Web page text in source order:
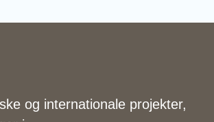
og internationale projekter,